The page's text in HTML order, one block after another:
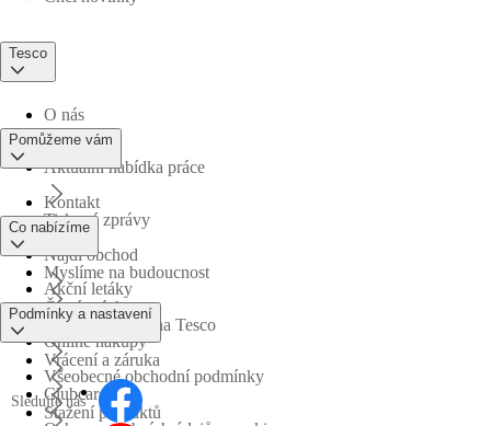
Tesco
O nás
Aktuální nabídka práce
Tiskové zprávy
Myslíme na budoucnost
Obchodní skupina Tesco
Pomůžeme vám
Kontakt
Najdi obchod
Časté otázky
Vrácení a záruka
Stažení produktů
Co nabízíme
Akční letáky
Online nákupy
Clubcard
Podmínky a nastavení
Všeobecné obchodní podmínky
Sledujte nás